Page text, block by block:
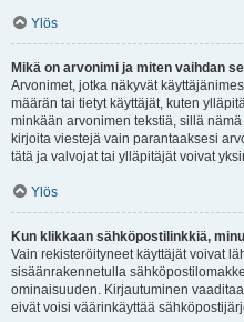
Ylös
Mikä on arvonimi ja miten vaihdan
Arvonimet, jotka näkyvät
määrän tai tietyt käyttäjät, kuten
minkään arvonimen tekstiä, sillä
kirjoita viestejä vain parantaaksesi
tätä ja valvojat tai ylläpitäjät voivat
Ylös
Kun klikkaan sähköpostilinkkiä,
Vain rekisteröityneet käyttäjät voivat
sisäänrakennetulla
ominaisuuden. Kirjautuminen
eivät voisi väärinkäyttää